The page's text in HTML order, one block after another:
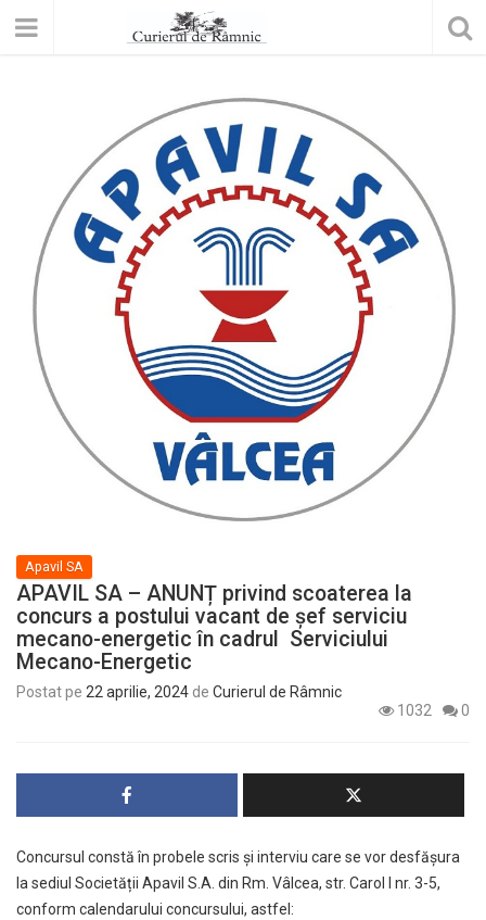
Apavil SA
APAVIL SA – ANUNȚ privind scoaterea la
concurs a postului vacant de șef serviciu
mecano-energetic în cadrul Serviciului
Mecano-Energetic
Postat pe 22 aprilie, 2024 de Curierul de Râmnic
1032
0
Concursul constă în probele scris şi interviu care se vor desfășura
la sediul Societății Apavil S.A. din Rm. Vâlcea, str. Carol I nr. 3-5,
conform calendarului concursului, astfel: